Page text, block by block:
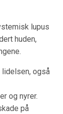
lupus
huden,
lidelsen, også
og nyrer.
på